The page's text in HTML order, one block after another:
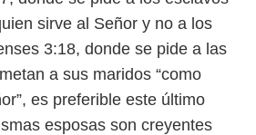
sirve al Señor y no a los
3:18, donde se pide a las
a sus maridos “como
es preferible este último
esposas son creyentes